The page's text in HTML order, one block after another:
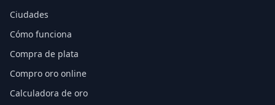
Ciudades
Cómo funciona
Compra de plata
Compro oro online
Calculadora de oro